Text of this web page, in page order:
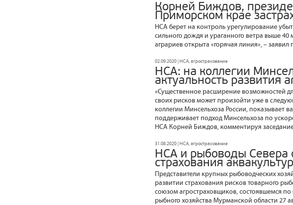
Корней Биждов,
Приморском крае
НСА берет на контроль урегулирование
сильного дождя и ураганного ветра выше
аграриев открыта «горячая линия», –
02.09.2020 | НСА, агрострахование
НСА: на коллегии
актуальность развития
«Существенное расширение возможностей
своих рисков может произойти уже в
коллегии Минсельхоза России, показывает
поддерживает подход Минсельхоза по
НСА Корней Биждов, комментируя
31.08.2020 | НСА, агрострахование
НСА и рыбоводы Севера
страхования
Представители крупных рыбоводческих
развитии страхования рисков товарного
союзом агростраховщиков, состоявшемся
рыбного хозяйства Мурманской области 27